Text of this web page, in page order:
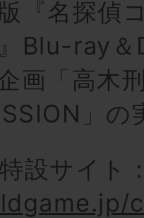
『名探偵
Blu-ray＆
画「高木
」の
設サイト